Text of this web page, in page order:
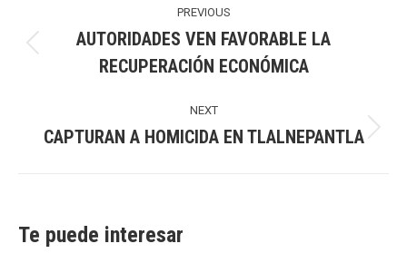
PREVIOUS
Previous
post:
AUTORIDADES VEN FAVORABLE LA
RECUPERACIÓN ECONÓMICA
NEXT
Next
CAPTURAN A HOMICIDA EN TLALNEPANTLA
Te puede interesar